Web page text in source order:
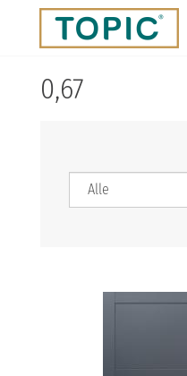
0,67